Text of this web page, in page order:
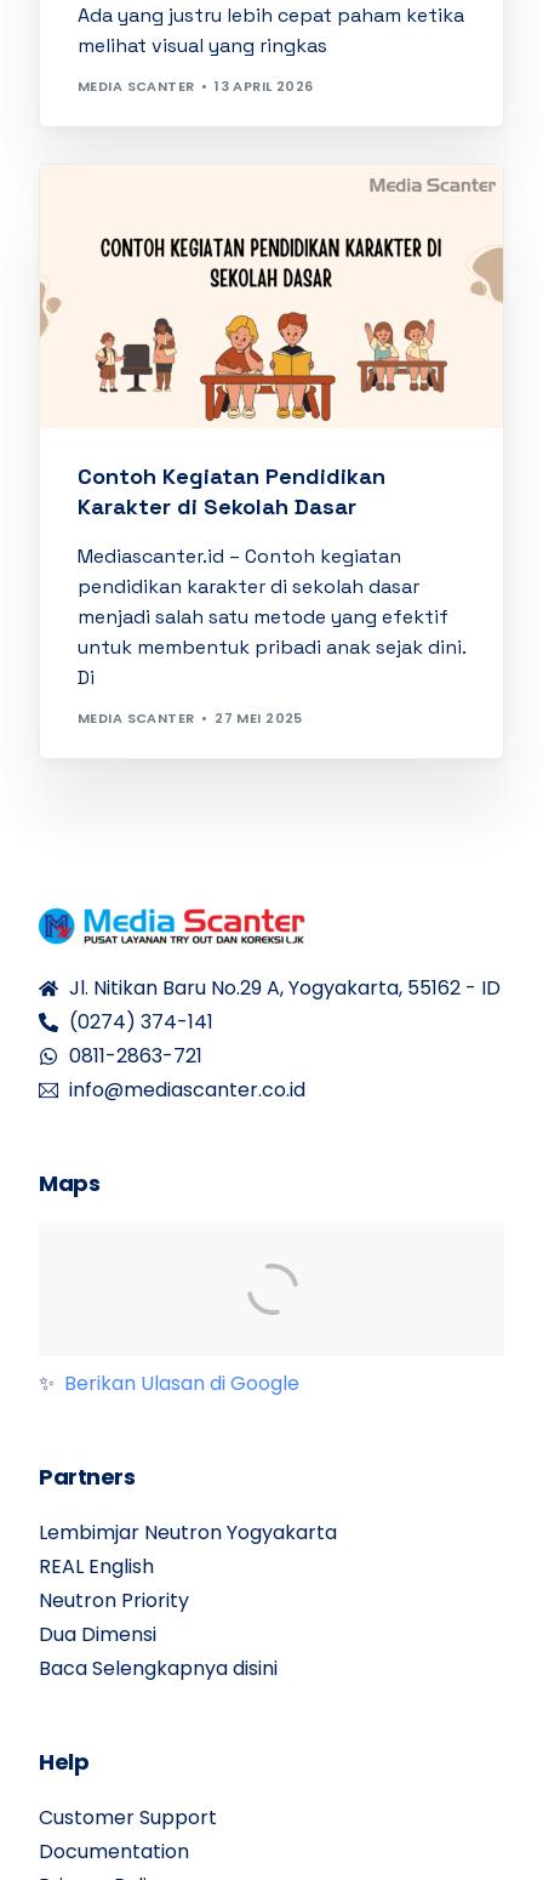
Ada yang justru lebih cepat paham ketika
melihat visual yang ringkas
MEDIA SCANTER 13 APRIL 2026
Contoh Kegiatan Pendidikan
Karakter di Sekolah Dasar
Mediascanter.id – Contoh kegiatan
pendidikan karakter di sekolah dasar
menjadi salah satu metode yang efektif
untuk membentuk pribadi anak sejak dini.
Di
MEDIA SCANTER 27 MEI 2025
Jl. Nitikan Baru No.29 A, Yogyakarta, 55162 - ID
(0274) 374-141
0811-2863-721
info@mediascanter.co.id
Maps
✨ Berikan Ulasan di Google
Partners
Lembimjar Neutron Yogyakarta
REAL English
Neutron Priority
Dua Dimensi
Baca Selengkapnya disini
Help
Customer Support
Documentation